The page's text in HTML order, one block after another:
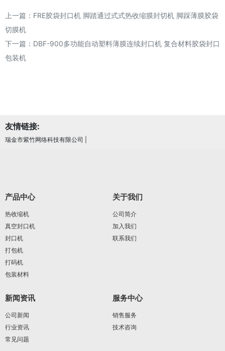
上一篇： FRE胶袋封口机 脚踏通过式式热收缩膜封切机 脚踩薄膜胶袋
切膜机
下一篇： DBF-900多功能自动塑料薄膜连续封口机 复合材料胶袋封口
包装机
友情链接:
瑞金市紫竹网络科技有限公司
产品中心
热收缩机
真空封口机
封口机
打包机
打码机
包装材料
关于我们
公司简介
加入我们
联系我们
新闻资讯
公司新闻
行业资讯
常见问题
服务中心
销售服务
技术咨询